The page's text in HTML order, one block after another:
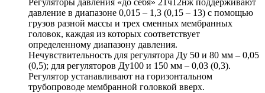
Регуляторы давления «до себя» 21ч12нж поддерживают
давление в диапазоне 0,015 – 1,3 (0,15 – 13) с помощью
грузов разной массы и трех сменных мембранных
головок, каждая из которых соответствует
определенному диапазону давления.
Нечувствительность для регулятора Ду 50 и 80 мм – 0,05
(0,5); для регуляторов Ду100 и 150 мм – 0,03 (0,3).
Регулятор устанавливают на горизонтальном
трубопроводе мембранной головкой вверх.